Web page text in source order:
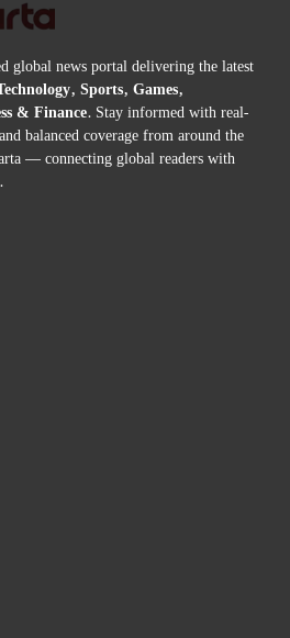
global news portal delivering the latest
Sports, Games,
& Finance. Stay informed with real-
balanced coverage from around the
— connecting global readers with